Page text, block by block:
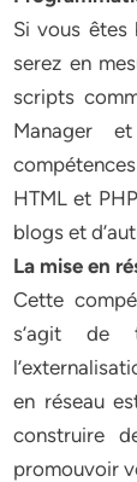
Si vous êtes
serez en
scripts
Manager
HTML et
blogs et
La mise en
Cette
s’agit de
en réseau
construire
promouvoir